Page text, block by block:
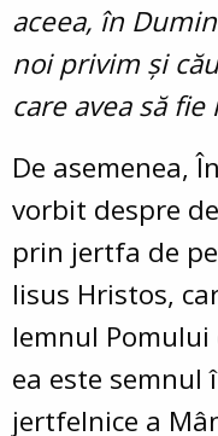
aceea, în
noi privim și
care avea să
De asemenea,
vorbit despre
prin jertfa de
Iisus Hristos,
lemnul
ea este
jertfelnice a